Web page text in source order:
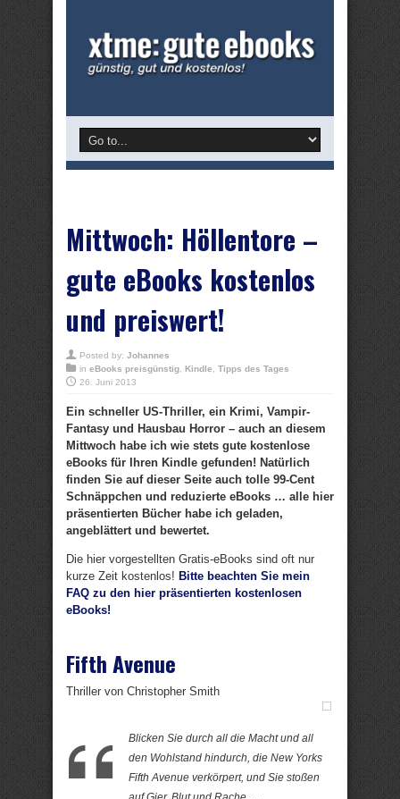
Mittwoch: Höllentore –
gute eBooks kostenlos
und preiswert!
Posted by: Johannes
in eBooks preisgünstig Kindle
Tipps des Tages
26. Juni 2013
Ein schneller US-Thriller, ein Krimi, Vampir-
Fantasy und Hausbau Horror – auch an diesem
Mittwoch habe ich wie stets gute kostenlose
eBooks für Ihren Kindle gefunden! Natürlich
finden Sie auf dieser Seite auch tolle 99-Cent
Schnäppchen und reduzierte eBooks … alle hier
präsentierten Bücher habe ich geladen,
angeblättert und bewertet.
Die hier vorgestellten Gratis-eBooks sind oft nur
kurze Zeit kostenlos! Bitte beachten Sie mein
FAQ zu den hier präsentierten kostenlosen
eBooks!
Fifth Avenue
Thriller von Christopher Smith
Blicken Sie durch all die Macht und all
den Wohlstand hindurch, die New Yorks
Fifth Avenue verkörpert, und Sie stoßen